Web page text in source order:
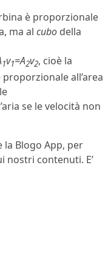
è proporzionale
ma al cubo della
1v1=A2v2, cioè la
all’area
se le velocità non
la Blogo App, per
nostri contenuti. E’